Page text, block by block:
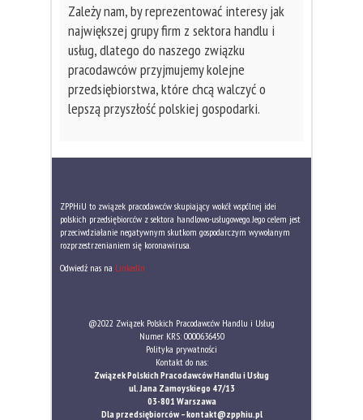
Zależy nam, by reprezentować interesy jak
największej grupy firm z sektora handlu i
usług, dlatego do naszego związku
pracodawców przyjmujemy kolejne
przedsiębiorstwa, które chcą walczyć o
lepszą przyszłość polskiej gospodarki.
ZPPHiU to związek pracodawców skupiający wokół wspólnej idei
polskich przedsiębiorców z sektora handlowo-usługowego. Jego celem jest
przeciwdziałanie negatywnym skutkom gospodarczym wywołanym
rozprzestrzenianiem się koronawirusa.
Odwiedź nas na LinkedIn
@2022 Związek Polskich Pracodawców Handlu i Usług
Numer KRS: 0000636450
Polityka prywatności
Kontakt do nas:
Związek Polskich Pracodawców Handlu i Usług
ul. Jana Zamoyskiego 47/13
03-801 Warszawa
Dla przedsiębiorców –kontakt@zpphiu.pl